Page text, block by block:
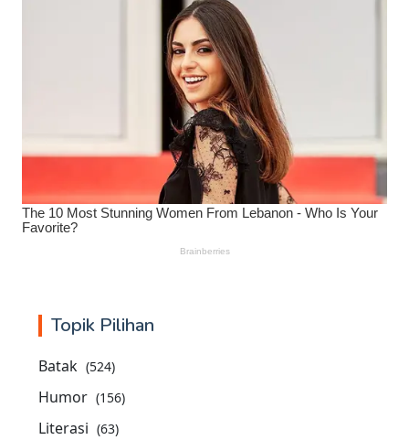
Topik Pilihan
Batak (524)
Humor (156)
Literasi (63)